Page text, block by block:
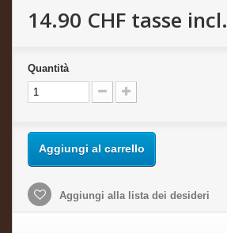
14.90 CHF tasse incl.
Quantità
Aggiungi al carrello
Aggiungi alla lista dei desideri